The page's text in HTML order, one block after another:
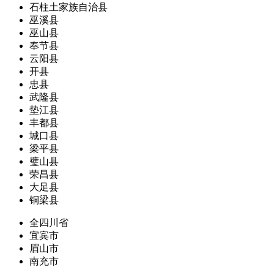
石柱土家族自治县
巫溪县
巫山县
奉节县
云阳县
开县
忠县
武隆县
垫江县
丰都县
城口县
梁平县
璧山县
荣昌县
大足县
铜梁县
全四川省
宜宾市
眉山市
南充市